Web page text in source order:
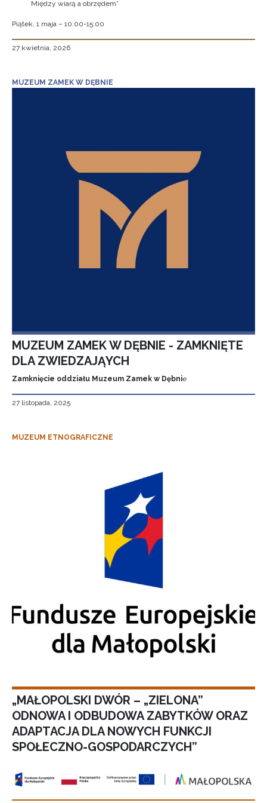
Między wiarą a obrzędem”
Piątek, 1 maja – 10:00-15:00
27 kwietnia, 2026
MUZEUM ZAMEK W DĘBNIE
MUZEUM ZAMEK W DĘBNIE - ZAMKNIĘTE
DLA ZWIEDZAJĄYCH
Zamknięcie oddziału Muzeum Zamek w Dębnie
27 listopada, 2025
MUZEUM ETNOGRAFICZNE
„MAŁOPOLSKI DWÓR – „ZIELONA”
ODNOWA I ODBUDOWA ZABYTKÓW ORAZ
ADAPTACJA DLA NOWYCH FUNKCJI
SPOŁECZNO-GOSPODARCZYCH”